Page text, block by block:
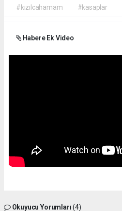
#kızılcahamam #kasaplar
Habere Ek Video
Okuyucu Yorumları(4)